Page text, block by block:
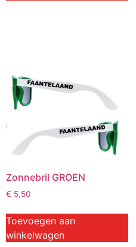
Zonnebril GROEN
€ 5,50
Toevoegen aan
winkelwagen